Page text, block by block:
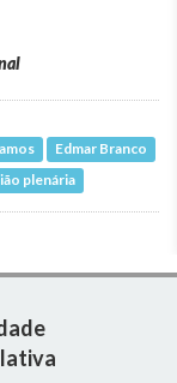
Edmar Branco
plenária